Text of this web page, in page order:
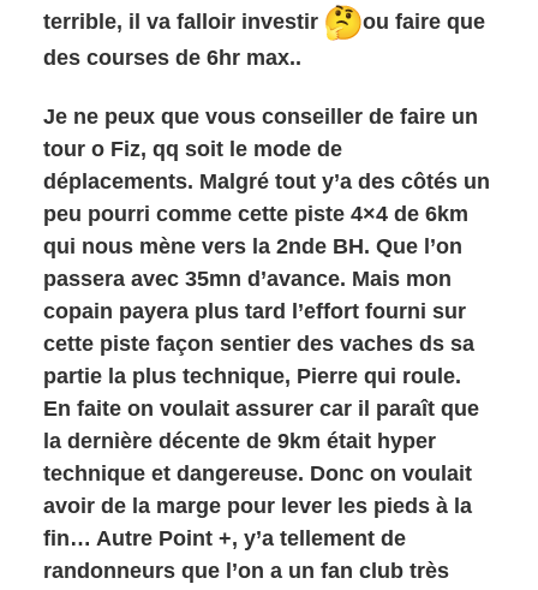
terrible, il va falloir investir
ou faire que
des courses de 6hr max..
Je ne peux que vous conseiller de faire un
tour o Fiz, qq soit le mode de
déplacements. Malgré tout y’a des côtés un
peu pourri comme cette piste 4×4 de 6km
qui nous mène vers la 2nde BH. Que l’on
passera avec 35mn d’avance. Mais mon
copain payera plus tard l’effort fourni sur
cette piste façon sentier des vaches ds sa
partie la plus technique, Pierre qui roule.
En faite on voulait assurer car il paraît que
la dernière décente de 9km était hyper
technique et dangereuse. Donc on voulait
avoir de la marge pour lever les pieds à la
fin… Autre Point +, y’a tellement de
randonneurs que l’on a un fan club très